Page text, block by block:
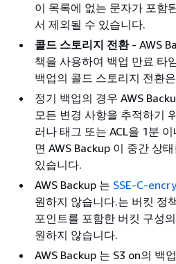
이 목록에 없는 문자가 포함
서 제외될 수 있습니다.
콜드 스토리지 전환- AWS
책을 사용하여 백업 만료 타
백업의 콜드 스토리지 전환
정기 백업의 경우 AWS
모든 변경 사항을 추적하기
러나 태그 또는 ACL을 1분
면 AWS Backup 이 중간 상
있습니다.
AWS Backup 는 SSE-C-
원하지 않습니다.는 버킷 정
포인트를 포함한 버킷 구성
원하지 않습니다.
AWS Backup 는 S3 on의 백